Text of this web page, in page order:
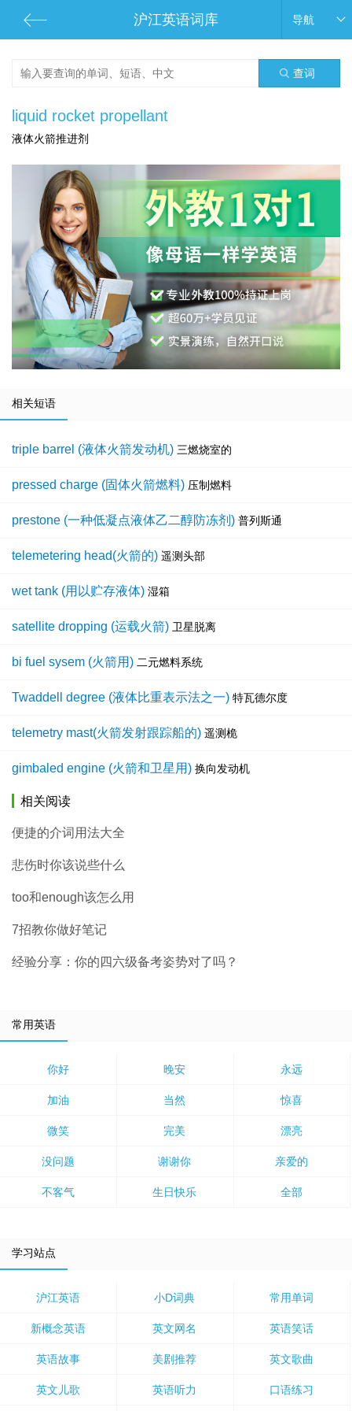
沪江英语词库 导航
查词
liquid rocket propellant
液体火箭推进剂
相关短语
triple barrel (液体火箭发动机) 三燃烧室的
pressed charge (固体火箭燃料) 压制燃料
prestone (一种低凝点液体乙二醇防冻剂) 普列斯通
telemetering head(火箭的) 遥测头部
wet tank (用以贮存液体) 湿箱
satellite dropping (运载火箭) 卫星脱离
bi fuel sysem (火箭用) 二元燃料系统
Twaddell degree (液体比重表示法之一) 特瓦德尔度
telemetry mast(火箭发射跟踪船的) 遥测桅
gimbaled engine (火箭和卫星用) 换向发动机
相关阅读
便捷的介词用法大全
悲伤时你该说些什么
too和enough该怎么用
7招教你做好笔记
经验分享：你的四六级备考姿势对了吗？
常用英语
你好 晚安 永远
加油 当然 惊喜
微笑 完美 漂亮
没问题 谢谢你 亲爱的
不客气 生日快乐 全部
学习站点
沪江英语 小D词典 常用单词
新概念英语 英文网名 英语笑话
英语故事 美剧推荐 英文歌曲
英文儿歌 英语听力 口语练习